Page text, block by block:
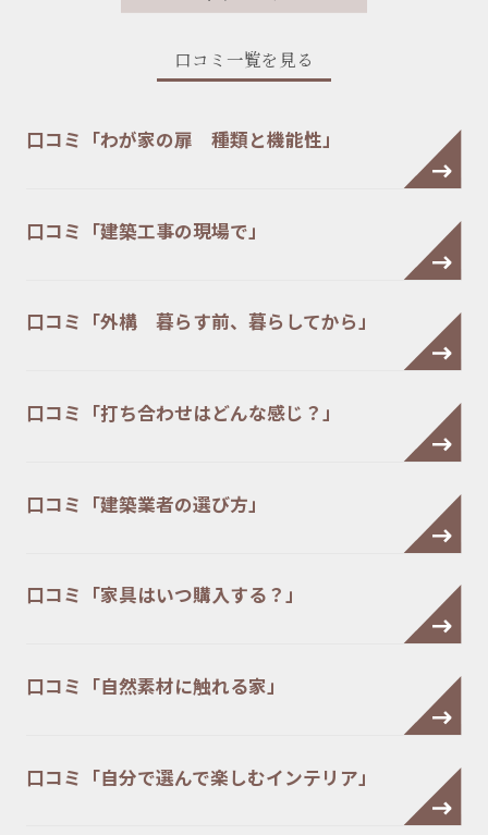
口コミ一覧を見る
口コミ「わが家の扉 種類と機能性」
口コミ「建築工事の現場で」
口コミ「外構 暮らす前、暮らしてから」
口コミ「打ち合わせはどんな感じ？」
口コミ「建築業者の選び方」
口コミ「家具はいつ購入する？」
口コミ「自然素材に触れる家」
口コミ「自分で選んで楽しむインテリア」